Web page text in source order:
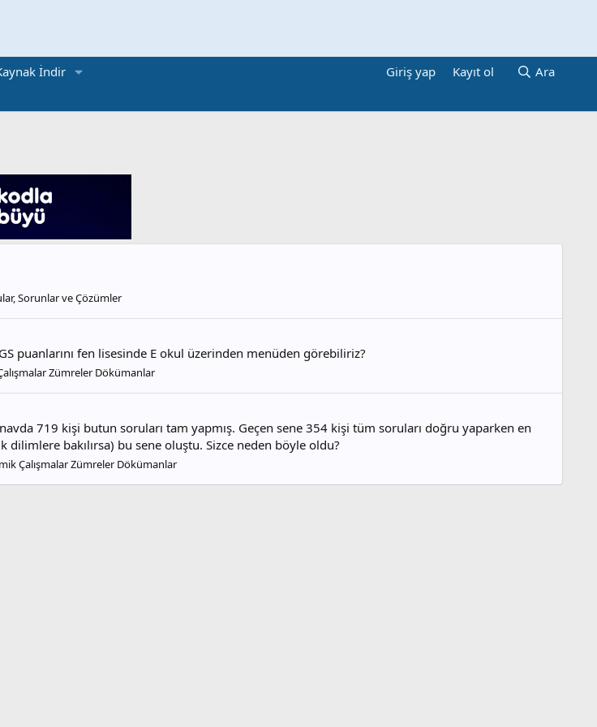
İndir Giriş yap Kayıt ol Ara
Sorunlar ve Çözümler
puanlarını fen lisesinde E okul üzerinden menüden görebiliriz?
Zümreler Dökümanlar
719 kişi butun soruları tam yapmış. Geçen sene 354 kişi tüm soruları doğru yaparken en
bakılırsa) bu sene oluştu. Sizce neden böyle oldu?
Çalışmalar Zümreler Dökümanlar